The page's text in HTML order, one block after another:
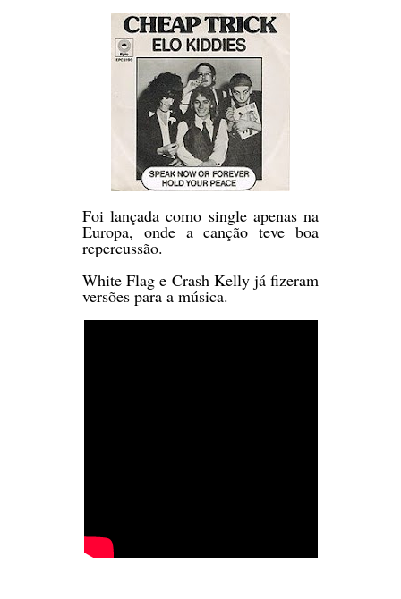
Foi lançada como single apenas na
Europa, onde a canção teve boa
repercussão.
White Flag e Crash Kelly já fizeram
versões para a música.